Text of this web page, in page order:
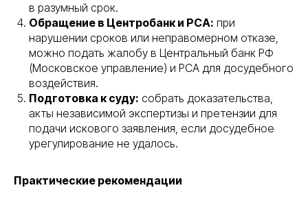
в разумный срок.
Обращение в Центробанк и РСА: при
нарушении сроков или неправомерном отказе,
можно подать жалобу в Центральный банк РФ
(Московское управление) и РСА для досудебного
воздействия.
Подготовка к суду: собрать доказательства,
акты независимой экспертизы и претензии для
подачи искового заявления, если досудебное
урегулирование не удалось.
Практические рекомендации